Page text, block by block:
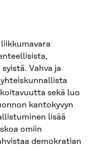
Vahva ja
sekä luo
kantokyvyn
lisää
omiin
demokratian